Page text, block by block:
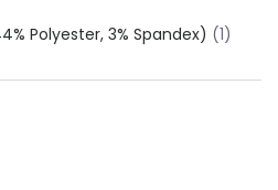
Polyester, 3% Spandex) (1)